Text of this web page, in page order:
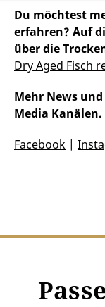
Du möchtest
erfahren? Auf
über die
Dry Aged Fisch
Mehr News
Media Kanälen.
Facebook |